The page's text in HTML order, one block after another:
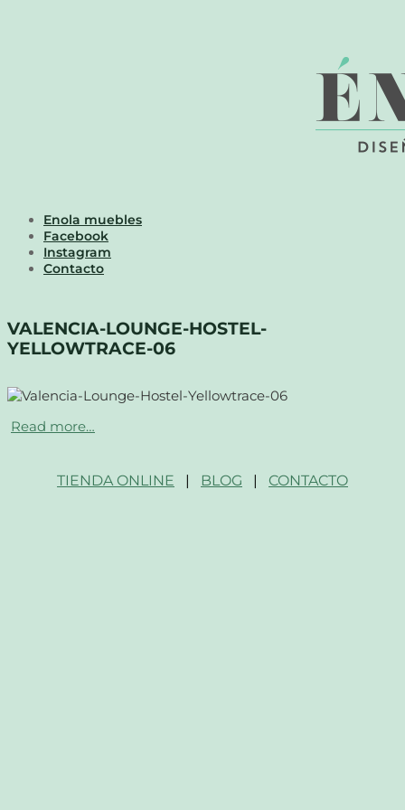
Enola muebles
Facebook
Instagram
Contacto
VALENCIA-LOUNGE-HOSTEL-
YELLOWTRACE-06
Read more…
TIENDA ONLINE | BLOG | CONTACTO